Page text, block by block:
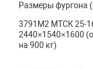
Размеры фургона
3791М2 МТСК 25-
2440×1540×1600
на 900 кг)